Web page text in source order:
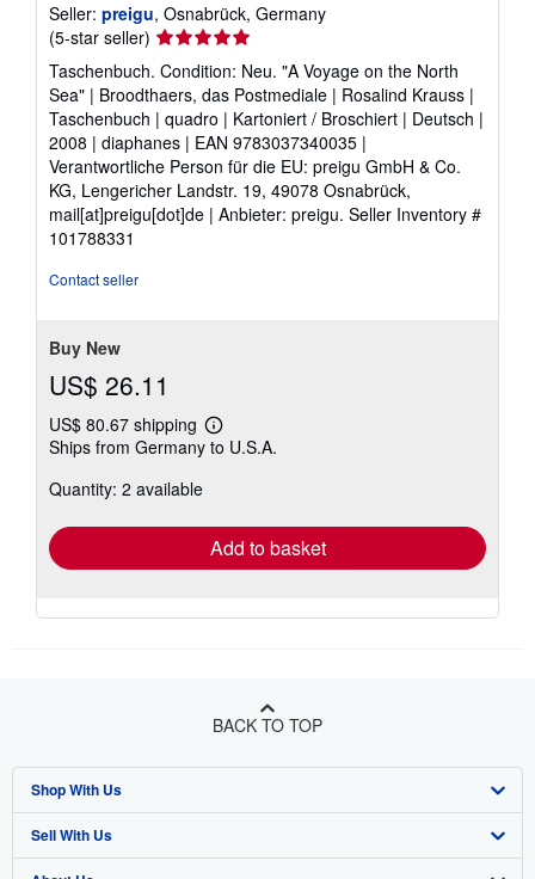
Seller: preigu, Osnabrück, Germany
(5-star seller) Seller
rating
5
out
of
5
stars
Taschenbuch. Condition: Neu. "A Voyage on the North
Sea" | Broodthaers, das Postmediale | Rosalind Krauss |
Taschenbuch | quadro | Kartoniert / Broschiert | Deutsch |
2008 | diaphanes | EAN 9783037340035 |
Verantwortliche Person für die EU: preigu GmbH & Co.
KG, Lengericher Landstr. 19, 49078 Osnabrück,
mail[at]preigu[dot]de | Anbieter: preigu. Seller Inventory #
101788331
Contact seller
Buy New
US$ 26.11
US$ 80.67 shipping
Learn
more
Ships from Germany to U.S.A.
Quantity: 2 available
Add to basket
BACK TO TOP
Shop With Us
Advanced Search
Sell With Us